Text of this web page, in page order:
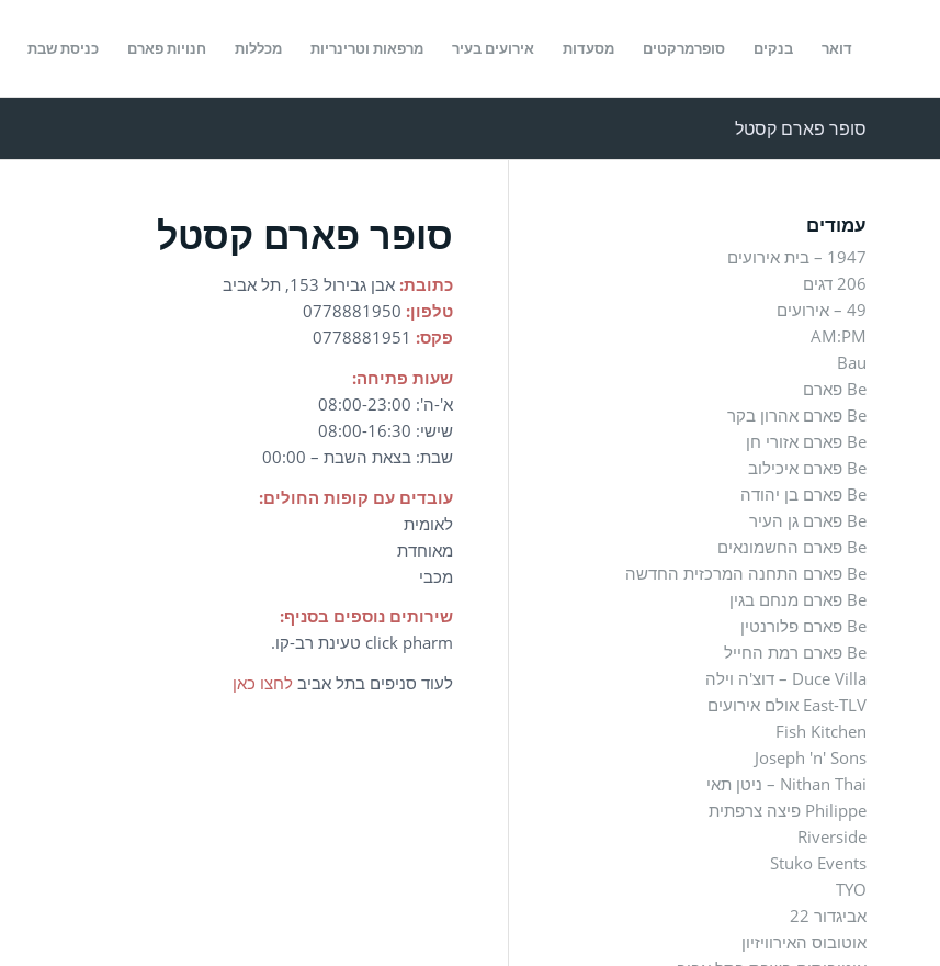
דואר בנקים סופרמרקטים מסעדות אירועים בעיר מרפאות וטרינריות מכללות חנויות פארם כניסת שבת
סופר פארם קסטל
סופר פארם קסטל
כתובת: אבן גבירול 153, תל אביב
טלפון:
פקס:
שעות פתיחה:
א'-ה': 08:00-23:00
שישי: 08:00-16:30
שבת: בצאת השבת – 00:00
עובדים עם קופות החולים:
לאומית
מאוחדת
מכבי
שירותים נוספים בסניף:
click pharm טעינת רב-קו.
לעוד סניפים בתל אביב לחצו כאן
עמודים
1947 – בית אירועים
206 דגים
49 – אירועים
AM:PM
Bau
Be פארם
Be פארם אהרון בקר
Be פארם אזורי חן
Be פארם איכילוב
Be פארם בן יהודה
Be פארם גן העיר
Be פארם החשמונאים
Be פארם התחנה המרכזית החדשה
Be פארם מנחם בגין
Be פארם פלורנטין
Be פארם רמת החייל
Duce Villa – דוצ'ה וילה
East-TLV אולם אירועים
Fish Kitchen
Joseph 'n' Sons
Nithan Thai – ניטן תאי
Philippe פיצה צרפתית
Riverside
Stuko Events
TYO
אביגדור 22
אוטובוס האירוויזיון